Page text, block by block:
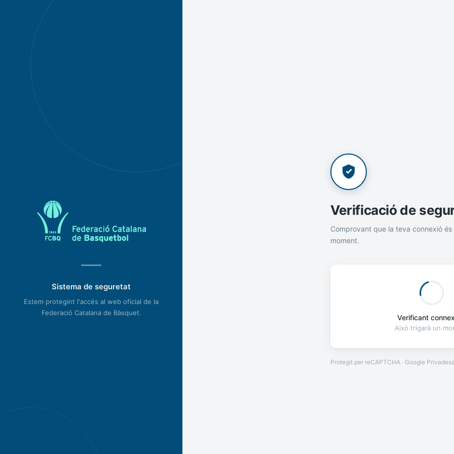
Sistema de seguretat
Estem protegint l'accés al web oficial de la
Federació Catalana de Bàsquet.
Verificació de
Comprovant que la teva connexió és
moment.
Verificant
Això trigarà un
Protegit per reCAPTCHA · Google Privadesa